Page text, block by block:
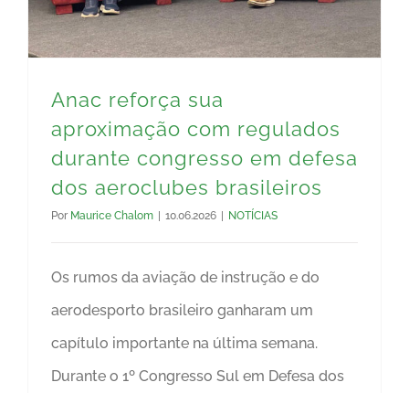
Anac reforça sua
aproximação com regulados
durante congresso em defesa
dos aeroclubes brasileiros
Por Maurice Chalom | 10.06.2026 | NOTÍCIAS
Os rumos da aviação de instrução e do
aerodesporto brasileiro ganharam um
capítulo importante na última semana.
Durante o 1º Congresso Sul em Defesa dos